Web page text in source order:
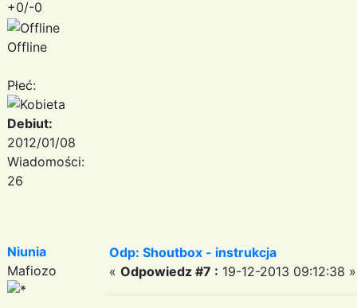
+0/-0
Offline
Płeć:
Debiut:
2012/01/08
Wiadomości:
26
Niunia
Mafiozo
Odp: Shoutbox - instrukcja
« Odpowiedz #7 : 19-12-2013 09:12:38 »